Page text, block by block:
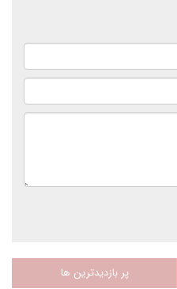
پر بازدیدترین ها